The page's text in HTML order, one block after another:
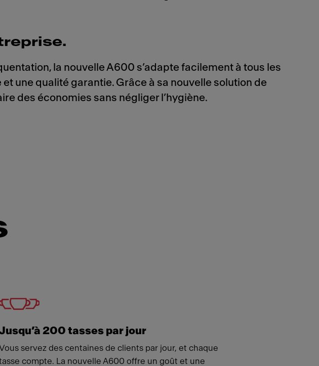
la nouvelle A600 s’adapte facilement à tous les
une qualité garantie. Grâce à sa nouvelle solution de
des économies sans négliger l’hygiène.
200 tasses par jour
servez des centaines de clients par jour, et chaque
compte. La nouvelle A600 offre un goût et une